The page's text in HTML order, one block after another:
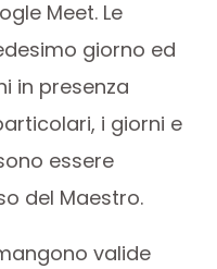
Meet. Le
giorno ed
in presenza
i giorni e
essere
del Maestro.
valide